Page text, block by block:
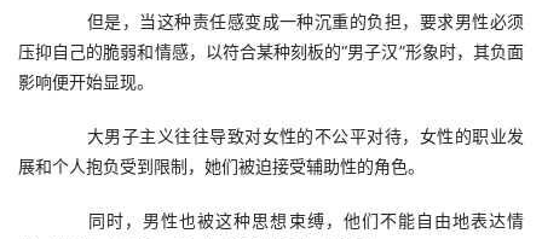
但是，当这种责任感变成一种沉重的负担，要求男性必须
压抑自己的脆弱和情感，以符合某种刻板的“男子汉”形象时，其负面
影响便开始显现。
大男子主义往往导致对女性的不公平对待，女性的职业发
展和个人抱负受到限制，她们被迫接受辅助性的角色。
同时，男性也被这种思想束缚，他们不能自由地表达情